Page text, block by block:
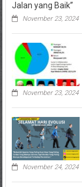
Jalan yang Baik”
November 23, 2024
November 23, 2024
November 24, 2024